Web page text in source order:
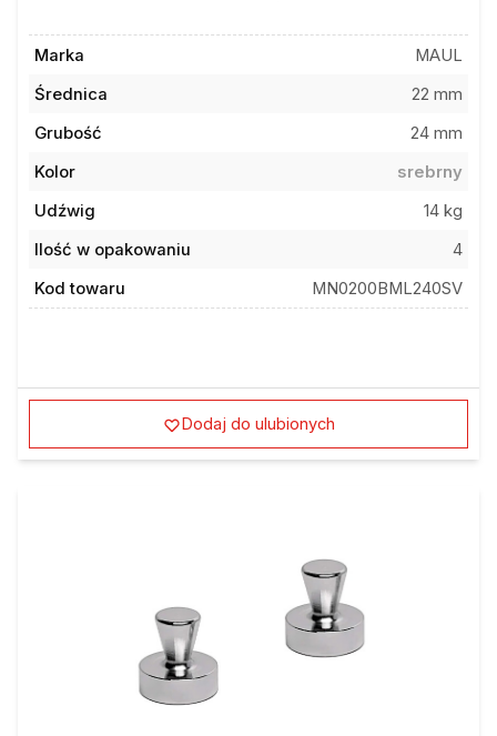
Marka
MAUL
Średnica
22 mm
Grubość
24 mm
Kolor
srebrny
Udźwig
14 kg
Ilość w opakowaniu
4
Kod towaru
MN0200BML240SV
Dodaj do ulubionych